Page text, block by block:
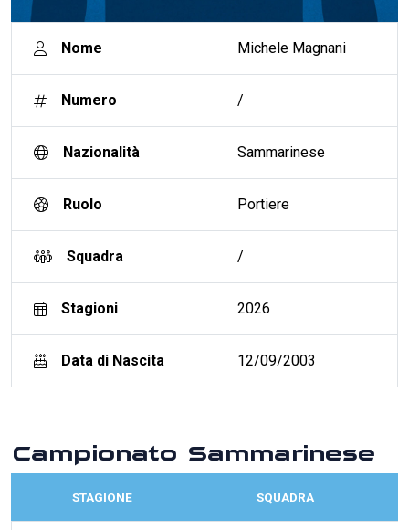
Nome Michele Magnani
Numero /
Nazionalità Sammarinese
Ruolo Portiere
Squadra /
Stagioni 2026
Data di Nascita 12/09/2003
Campionato Sammarinese
STAGIONE SQUADRA